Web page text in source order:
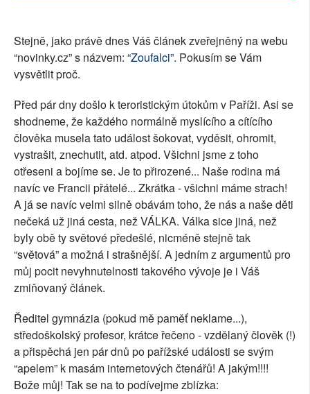
Stejně, jako právě dnes Váš článek zveřejněný na webu
“novinky.cz” s názvem: “Zoufalci”. Pokusím se Vám
vysvětlit proč.
Před pár dny došlo k teroristickým útokům v Paříži. Asi se
shodneme, že každého normálně myslícího a cítícího
člověka musela tato událost šokovat, vyděsit, ohromit,
vystrašit, znechutit, atd. atpod. Všichni jsme z toho
otřeseni a bojíme se. Je to přirozené... Naše rodina má
navíc ve Francii přátelé... Zkrátka - všichni máme strach!
A já se navíc velmi silně obávám toho, že nás a naše děti
nečeká už jiná cesta, než VÁLKA. Válka sice jiná, než
byly obě ty světové předešlé, nicméně stejně tak
“světová” a možná i strašnější. A jedním z argumentů pro
můj pocit nevyhnutelnosti takového vývoje je i Váš
zmiňovaný článek.
Ředitel gymnázia (pokud mě paměť neklame...),
středoškolský profesor, krátce řečeno - vzdělaný člověk (!)
a přispěchá jen pár dnů po pařížské události se svým
“apelem” k masám internetových čtenářů! A jakým!!!!
Bože můj! Tak se na to podívejme zblízka: